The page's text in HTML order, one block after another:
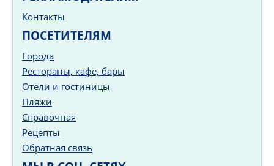
Контакты
ПОСЕТИТЕЛЯМ
Города
Рестораны, кафе, бары
Отели и гостиницы
Пляжи
Справочная
Рецепты
Обратная связь